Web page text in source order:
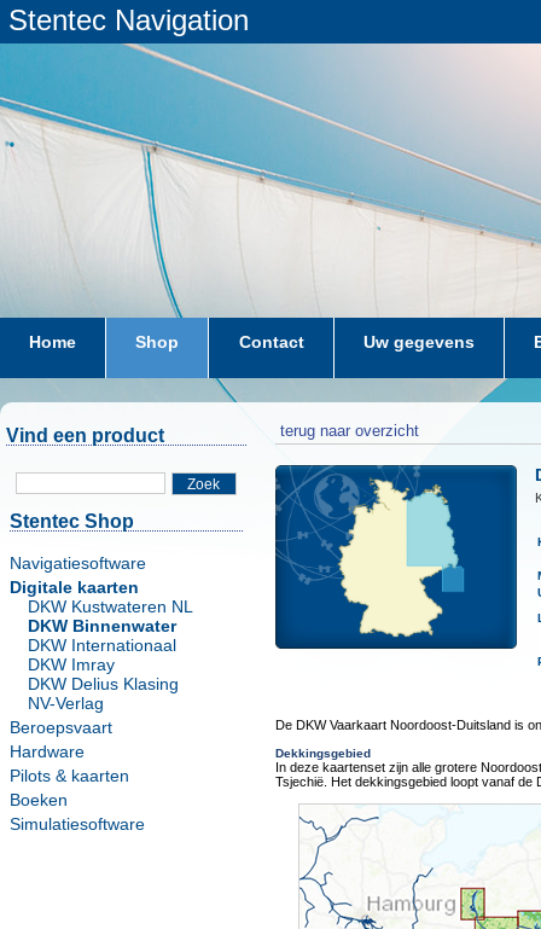
Stentec Navigation
Home Shop Contact Uw gegevens
Vind een product
Zoek
Stentec Shop
Navigatiesoftware
Digitale kaarten
DKW Kustwateren NL
DKW Binnenwater
DKW Internationaal
DKW Imray
DKW Delius Klasing
NV-Verlag
Beroepsvaart
Hardware
Pilots & kaarten
Boeken
Simulatiesoftware
terug naar overzicht
De DKW Vaarkaart Noordoost-Duitsland is
Dekkingsgebied
In deze kaartenset zijn alle grotere
Tsjechië. Het dekkingsgebied loopt vanaf